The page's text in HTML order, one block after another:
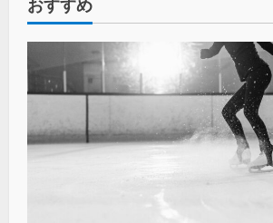
おすすめ